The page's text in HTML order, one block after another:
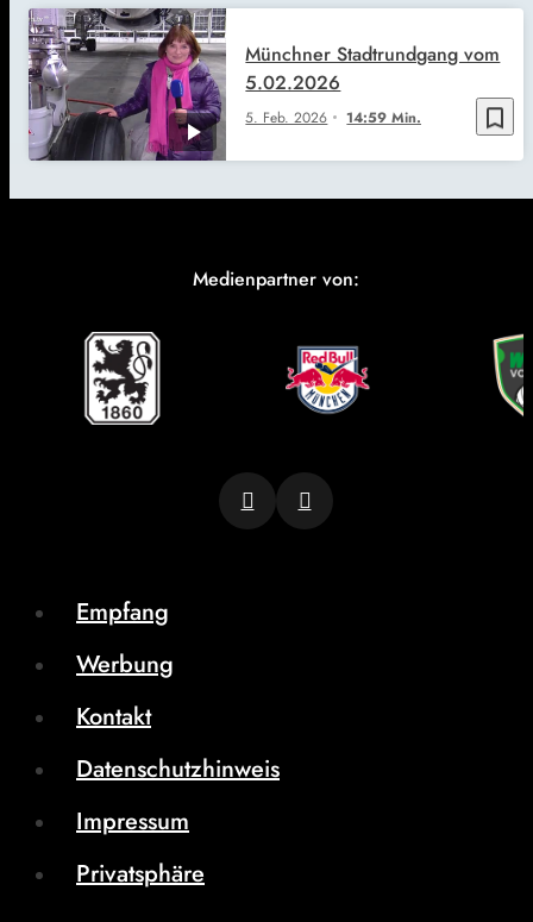
bookmark_border
5. Feb. 2026 14:59 Min.
Münchner Stadtrundgang vom
5.02.2026
Medienpartner von:
Empfang
Werbung
Kontakt
Datenschutzhinweis
Impressum
Privatsphäre